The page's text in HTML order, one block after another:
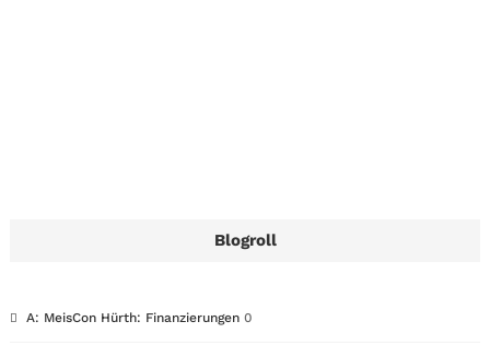
Blogroll
A: MeisCon Hürth: Finanzierungen 0